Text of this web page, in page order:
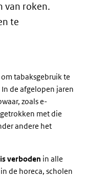
van roken.
te
tabaksgebruik te
de afgelopen jaren
zoals e-
met die
andere het
verboden in alle
de horeca, scholen